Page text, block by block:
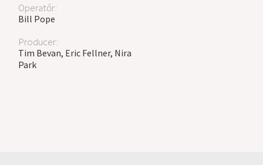
Operatőr:
Bill Pope
Producer:
Tim Bevan, Eric Fellner, Nira
Park